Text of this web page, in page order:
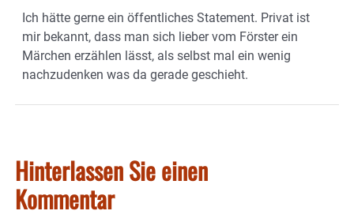
Ich hätte gerne ein öffentliches Statement. Privat ist
mir bekannt, dass man sich lieber vom Förster ein
Märchen erzählen lässt, als selbst mal ein wenig
nachzudenken was da gerade geschieht.
Hinterlassen Sie einen
Kommentar